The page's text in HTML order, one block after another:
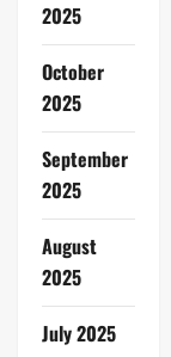
2025
October
2025
September
2025
August
2025
July 2025